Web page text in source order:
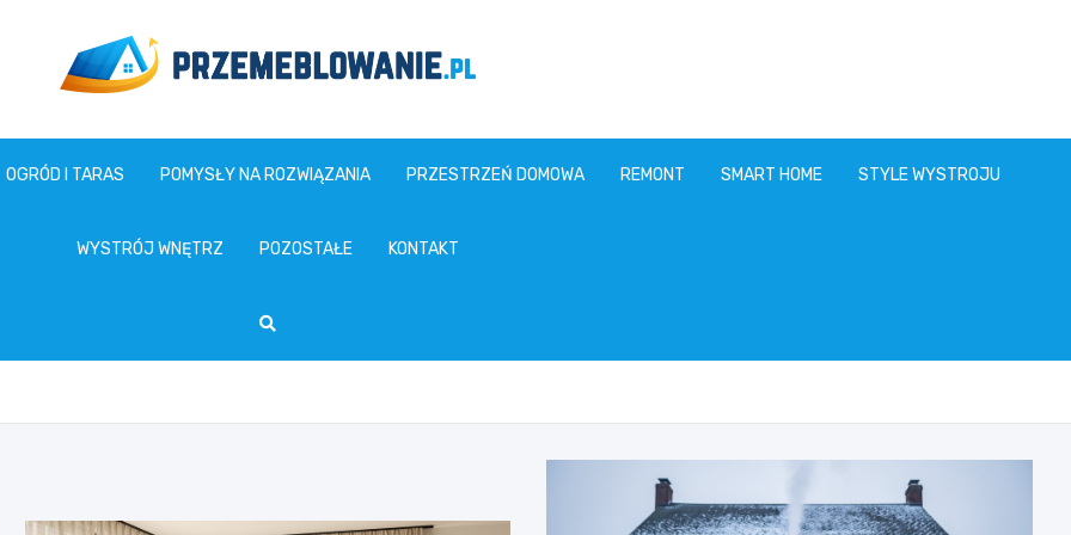
www.przemeblowanie.pl
OGRÓD I TARAS POMYSŁY NA ROZWIĄZANIA PRZESTRZEŃ DOMOWA REMONT SMART HOME STYLE WYSTROJU
WYSTRÓJ WNĘTRZ POZOSTAŁE KONTAKT